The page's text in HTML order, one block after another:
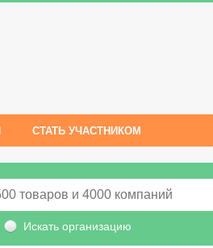
СТАТЬ УЧАСТНИКОМ
Искать организацию